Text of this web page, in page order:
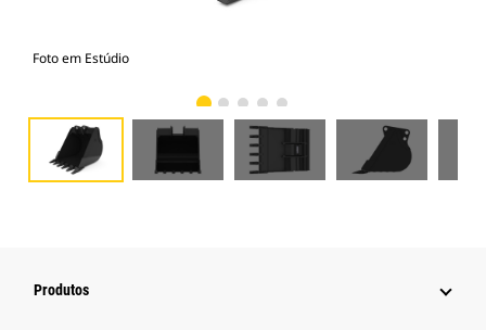
Foto em Estúdio
Produtos